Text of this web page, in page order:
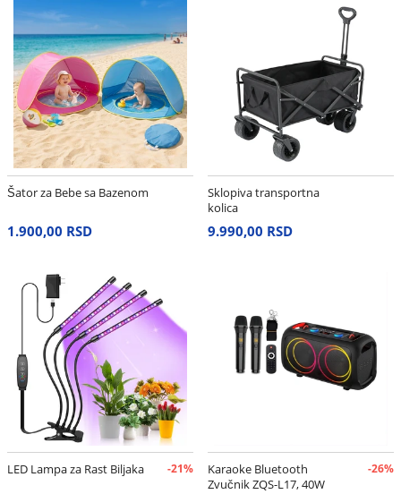
Šator za Bebe sa Bazenom
1.900,00 RSD
Sklopiva transportna
kolica
9.990,00 RSD
LED Lampa za Rast Biljaka -21%
Karaoke Bluetooth
Zvučnik ZQS-L17, 40W
-26%